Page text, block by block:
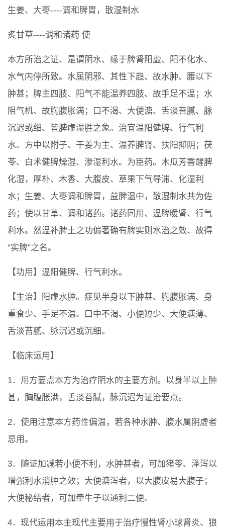
生姜、大枣----调和脾胃，散湿制水
炙甘草----调和诸药 使
本方所治之证、是谓阴水、缘于脾肾阳虚、阳不化水、
水气内停所致。水属阴邪、其性下趋、故水肿、腰以下
肿甚；脾主四肢、阳气不能温养四肢、故手足不温；水
阻气机、故胸腹胀满；口不渴、大便溏、舌淡苔腻、脉
沉迟或细、皆脾虚湿胜之象。治宜温阳健脾、行气利
水。方中以附子、干姜为主、温养脾肾、扶阳抑阴；茯
苓、白术健脾燥湿、渗湿利水。为臣药。木瓜芳香醒脾
化湿，厚朴、木香、大腹皮、草果下气导滞、化湿利
水；生姜、大枣调和脾胃，益脾温中，散湿制水共为佐
药；使以甘草、调和诸药。诸药同用、温脾暖肾、行气
利水。然温补脾土之功偏著确有脾实则水治之效、故得
“实脾”之名。
【功用】温阳健脾、行气利水。
【主治】阳虚水肿。症见半身以下肿甚、胸腹胀满、身
重食少、手足不温、口中不渴、小便短少、大便溏薄、
舌淡苔腻、脉沉迟或沉细。
【临床运用】
1．用方要点本方为治疗阴水的主要方剂。以身半以上肿
甚，胸腹胀满，舌淡苔腻，脉沉迟为证治要点。
2．使用注意本方药性偏温，若各种水肿、腹水属阴虚者
忌用。
3．随证加减若小便不利，水肿甚者，可加猪苓、泽泻以
增强利水消肿之效；大便溏泻者，以大腹皮易大腹子；
大便秘结者，可加牵牛子以通利二便。
4．现代运用本主现代主要用于治疗慢性肾小球肾炎、狼